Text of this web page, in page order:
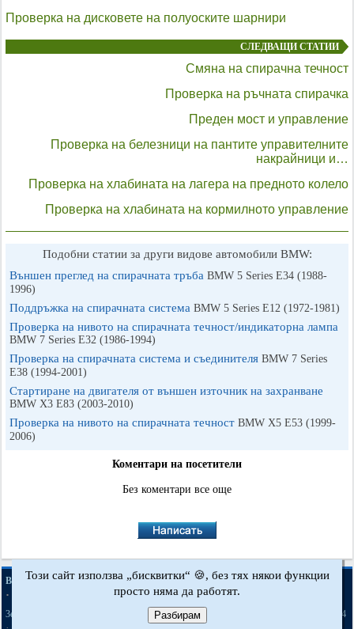
Проверка на дисковете на полуоските шарнири
СЛЕДВАЩИ СТАТИИ
Смяна на спирачна течност
Проверка на ръчната спирачка
Преден мост и управление
Проверка на белезници на пантите управителните
накрайници и…
Проверка на хлабината на лагера на предното колело
Проверка на хлабината на кормилното управление
Подобни статии за други видове автомобили BMW:
Външен преглед на спирачната тръба BMW 5 Series E34 (1988-
1996)
Поддръжка на спирачната система BMW 5 Series E12 (1972-1981)
Проверка на нивото на спирачната течност/индикаторна лампа
BMW 7 Series E32 (1986-1994)
Проверка на спирачната система и съединителя BMW 7 Series
E38 (1994-2001)
Стартиране на двигателя от външен източник на захранване
BMW X3 Е83 (2003-2010)
Проверка на нивото на спирачната течност BMW X5 E53 (1999-
2006)
Коментари на посетители
Без коментари все още
BMWman.ru © 2017-2026· Пълна версия· Новини и статии·Карта на сайта
·
Търсене в сайта
3er E21
3er E46[бензин]·3er E46 5er E34
Този сайт използва „бисквитки“ 🍪, без тях някои функции
просто няма да работят.
Разбирам